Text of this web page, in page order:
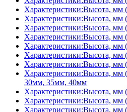
Характеристики:Высота, мм
Характеристики:Высота, мм
Характеристики:Высота, мм
Характеристики:Высота,
Характеристики:Высота,
Характеристики:Высота,
Характеристики:Высота,
Характеристики:Высота,
30мм, 35мм, 40мм
Характеристики:Высота,
Характеристики:Высота,
Характеристики:Высота,